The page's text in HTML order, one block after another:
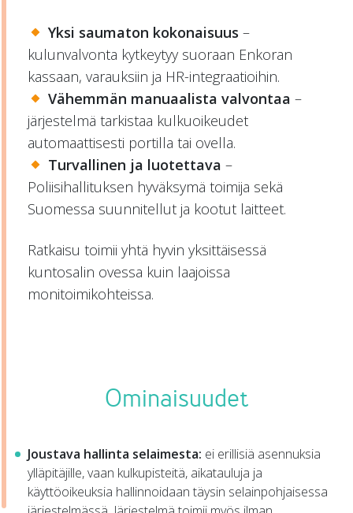
Yksi saumaton kokonaisuus –
kulunvalvonta kytkeytyy suoraan Enkoran
kassaan, varauksiin ja HR-integraatioihin.
Vähemmän manuaalista valvontaa –
järjestelmä tarkistaa kulkuoikeudet
automaattisesti portilla tai ovella.
Turvallinen ja luotettava –
Poliisihallituksen hyväksymä toimija sekä
Suomessa suunnitellut ja kootut laitteet.
Ratkaisu toimii yhtä hyvin yksittäisessä
kuntosalin ovessa kuin laajoissa
monitoimikohteissa.
Ominaisuudet
Joustava hallinta selaimesta: ei erillisiä asennuksia
ylläpitäjille, vaan kulkupisteitä, aikatauluja ja
käyttöoikeuksia hallinnoidaan täysin selainpohjaisessa